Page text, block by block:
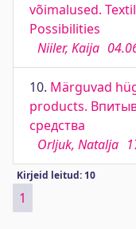
võimalused.
Possibilities
Niiler, Kaija
10. Märguvad
products.
средства
Orljuk, Natalja
Kirjeid leitud: 10
1